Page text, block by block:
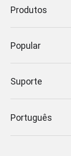
Produtos
Popular
Suporte
Português